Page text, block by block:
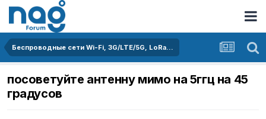
Беспроводные сети Wi-Fi, 3G/LTE/5G, LoRa...
посоветуйте антенну мимо на 5ггц на 45
градусов